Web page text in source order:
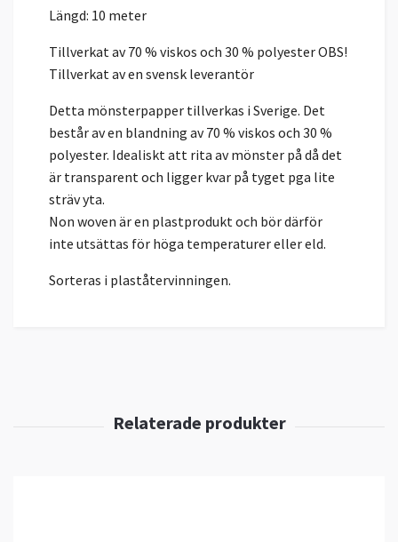
Längd: 10 meter
Tillverkat av 70 % viskos och 30 % polyester OBS!
Tillverkat av en svensk leverantör
Detta mönsterpapper tillverkas i Sverige. Det
består av en blandning av 70 % viskos och 30 %
polyester. Idealiskt att rita av mönster på då det
är transparent och ligger kvar på tyget pga lite
sträv yta.
Non woven är en plastprodukt och bör därför
inte utsättas för höga temperaturer eller eld.
Sorteras i plaståtervinningen.